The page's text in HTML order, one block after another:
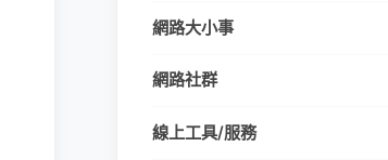
網路大小事
網路社群
線上工具/服務